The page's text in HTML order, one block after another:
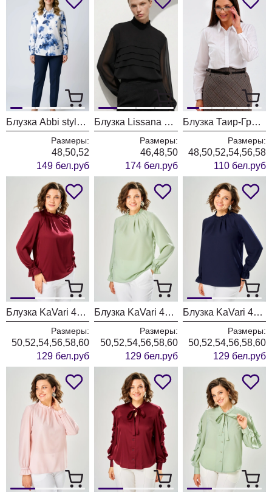
Блузка Abbi style 4075 синяя акварель
Размеры:
48,50,52
149 бел.руб
Блузка Lissana 5058 черный
Размеры:
46,48,50
174 бел.руб
Блузка Таир-Гранд 62422 белый
Размеры:
48,50,52,54,56,58
110 бел.руб
Блузка KaVari 4035-3 бордовый
Размеры:
50,52,54,56,58,60
129 бел.руб
Блузка KaVari 4035-2 олива
Размеры:
50,52,54,56,58,60
129 бел.руб
Блузка KaVari 4035-1 темно-синий
Размеры:
50,52,54,56,58,60
129 бел.руб